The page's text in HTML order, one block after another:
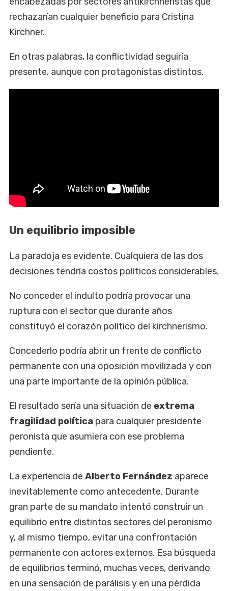
rechazarían cualquier beneficio para Cristina
Kirchner.
En otras palabras, la conflictividad seguiría
presente, aunque con protagonistas distintos.
Un equilibrio imposible
La paradoja es evidente. Cualquiera de las dos
decisiones tendría costos políticos considerables.
No conceder el indulto podría provocar una
ruptura con el sector que durante años
constituyó el corazón político del kirchnerismo.
Concederlo podría abrir un frente de conflicto
permanente con una oposición movilizada y con
una parte importante de la opinión pública.
El resultado sería una situación de extrema
fragilidad política para cualquier presidente
peronista que asumiera con ese problema
pendiente.
La experiencia de Alberto Fernández aparece
inevitablemente como antecedente. Durante
gran parte de su mandato intentó construir un
equilibrio entre distintos sectores del peronismo
y, al mismo tiempo, evitar una confrontación
permanente con actores externos. Esa búsqueda
de equilibrios terminó, muchas veces, derivando
en una sensación de parálisis y en una pérdida